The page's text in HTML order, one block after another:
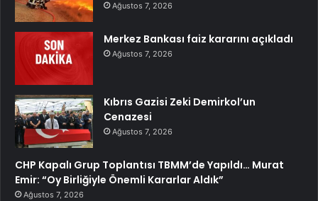
Ağustos 7, 2026
Merkez Bankası faiz kararını açıkladı
Ağustos 7, 2026
Kıbrıs Gazisi Zeki Demirkol’un
Cenazesi
Ağustos 7, 2026
CHP Kapalı Grup Toplantısı TBMM’de Yapıldı… Murat
Emir: “Oy Birliğiyle Önemli Kararlar Aldık”
Ağustos 7, 2026